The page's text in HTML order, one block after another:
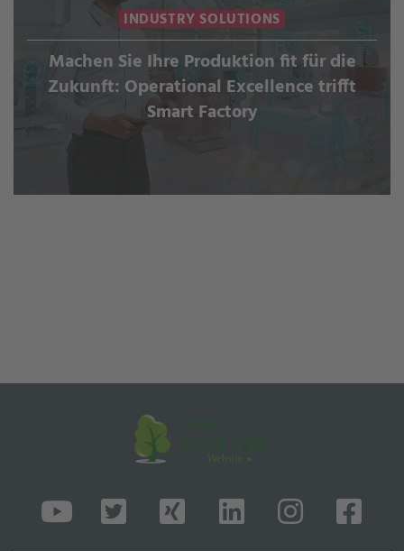
INDUSTRY SOLUTIONS
Machen Sie Ihre Produktion fit für die
Zukunft: Operational Excellence trifft
Smart Factory